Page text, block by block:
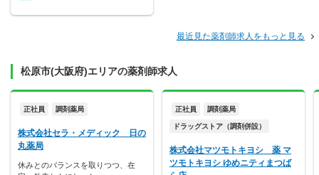
最近見た薬剤師求人をもっと見る
松原市(大阪府)エリアの薬剤師求人
正社員 調剤薬局
株式会社セラ・メディック 日の
丸薬局
休みとのバランスを取りつつ、在
正社員 調剤薬局
ドラッグストア（調剤併設）
株式会社マツモトキヨシ 薬 マ
ツモトキヨシ ゆめニティまつば